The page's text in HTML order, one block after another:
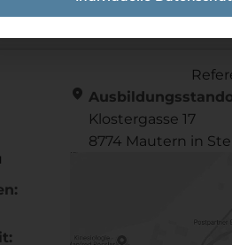
location_on
Klostergasse 17
8774 Mautern in